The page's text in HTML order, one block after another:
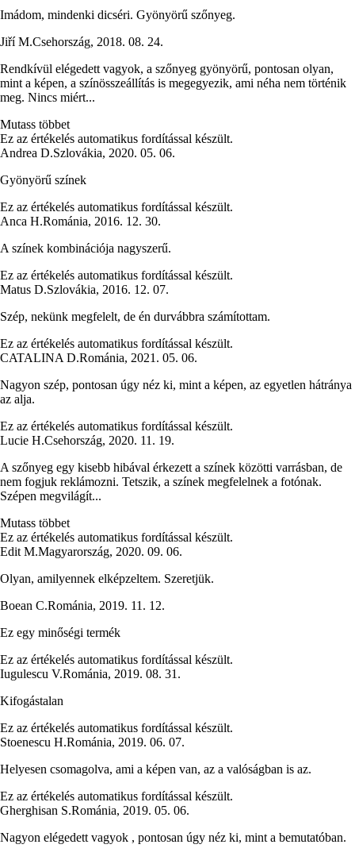
Imádom, mindenki dicséri. Gyönyörű szőnyeg.
Jiří M.Csehország, 2018. 08. 24.
Rendkívül elégedett vagyok, a szőnyeg gyönyörű, pontosan olyan,
mint a képen, a színösszeállítás is megegyezik, ami néha nem történik
meg. Nincs miért...
Mutass többet
Ez az értékelés automatikus fordítással készült.
Andrea D.Szlovákia, 2020. 05. 06.
Gyönyörű színek
Ez az értékelés automatikus fordítással készült.
Anca H.Románia, 2016. 12. 30.
A színek kombinációja nagyszerű.
Ez az értékelés automatikus fordítással készült.
Matus D.Szlovákia, 2016. 12. 07.
Szép, nekünk megfelelt, de én durvábbra számítottam.
Ez az értékelés automatikus fordítással készült.
CATALINA D.Románia, 2021. 05. 06.
Nagyon szép, pontosan úgy néz ki, mint a képen, az egyetlen hátránya
az alja.
Ez az értékelés automatikus fordítással készült.
Lucie H.Csehország, 2020. 11. 19.
A szőnyeg egy kisebb hibával érkezett a színek közötti varrásban, de
nem fogjuk reklámozni. Tetszik, a színek megfelelnek a fotónak.
Szépen megvilágít...
Mutass többet
Ez az értékelés automatikus fordítással készült.
Edit M.Magyarország, 2020. 09. 06.
Olyan, amilyennek elképzeltem. Szeretjük.
Boean C.Románia, 2019. 11. 12.
Ez egy minőségi termék
Ez az értékelés automatikus fordítással készült.
Iugulescu V.Románia, 2019. 08. 31.
Kifogástalan
Ez az értékelés automatikus fordítással készült.
Stoenescu H.Románia, 2019. 06. 07.
Helyesen csomagolva, ami a képen van, az a valóságban is az.
Ez az értékelés automatikus fordítással készült.
Gherghisan S.Románia, 2019. 05. 06.
Nagyon elégedett vagyok , pontosan úgy néz ki, mint a bemutatóban.